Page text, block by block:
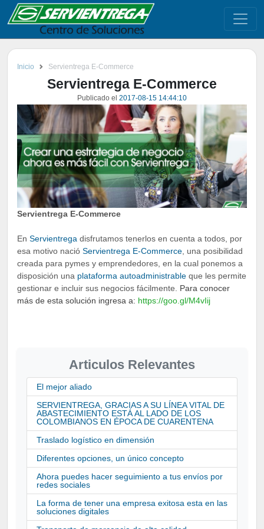
Inicio Servientrega E-Commerce
Servientrega E-Commerce
Publicado el 2017-08-15 14:44:10
Servientrega E-Commerce
En Servientrega disfrutamos tenerlos en cuenta a todos, por
esa motivo nació Servientrega E-Commerce , una posibilidad
creada para pymes y emprendedores, en la cual ponemos a
disposición una plataforma autoadministrable que les permite
gestionar e incluir sus negocios fácilmente. Para conocer
más de esta solución ingresa a: https://goo.gl/M4vIij
Articulos Relevantes
El mejor aliado
SERVIENTREGA, GRACIAS A SU LÍNEA VITAL DE
ABASTECIMIENTO ESTÁ AL LADO DE LOS
COLOMBIANOS EN ÉPOCA DE CUARENTENA
Traslado logístico en dimensión
Diferentes opciones, un único concepto
Ahora puedes hacer seguimiento a tus envíos por
redes sociales
La forma de tener una empresa exitosa esta en las
soluciones digitales